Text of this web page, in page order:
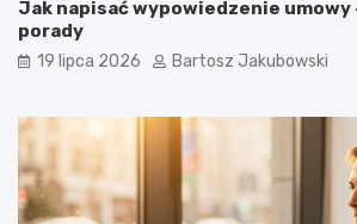
Jak napisać wypowiedzenie umowy
porady
19 lipca 2026 Bartosz Jakubowski